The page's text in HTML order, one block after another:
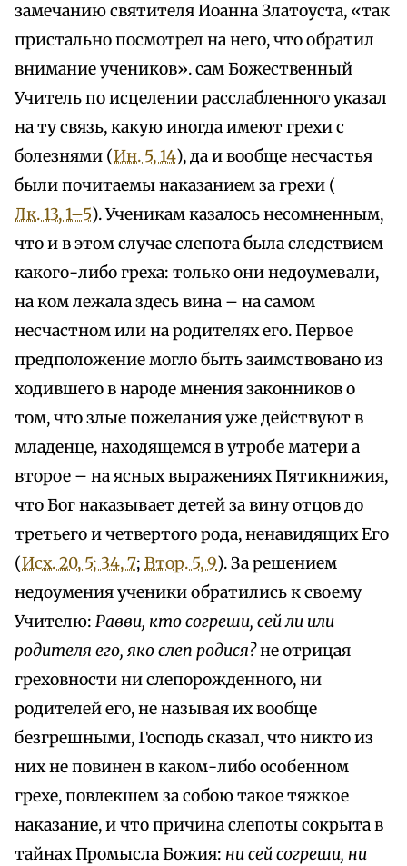
замечанию святителя Иоанна Златоуста, «так
пристально посмотрел на него, что обратил
внимание учеников». сам Божественный
Учитель по исцелении расслабленного указал
на ту связь, какую иногда имеют грехи с
болезнями (Ин. 5, 14), да и вообще несчастья
были почитаемы наказанием за грехи (
Лк. 13, 1–5). Ученикам казалось несомненным,
что и в этом случае слепота была следствием
какого-либо греха: только они недоумевали,
на ком лежала здесь вина – на самом
несчастном или на родителях его. Первое
предположение могло быть заимствовано из
ходившего в народе мнения законников о
том, что злые пожелания уже действуют в
младенце, находящемся в утробе матери а
второе – на ясных выражениях Пятикнижия,
что Бог наказывает детей за вину отцов до
третьего и четвертого poдa, ненавидящих Его
(Исх. 20, 5; 34, 7; Втор. 5, 9). За решением
недоумения ученики обратились к своему
Учителю: Равви, кто согреши, сей ли или
родителя его, яко слеп родися?не отрицая
греховности ни слепорожденного, ни
родителей eгo, не называя их вообще
безгрешными, Господь сказал, что никто из
них не повинен в каком-либо особенном
грехе, повлекшем за собою такое тяжкое
наказание, и что причина слепоты сокрыта в
тайнах Промысла Божия: ни сей согреши, ни